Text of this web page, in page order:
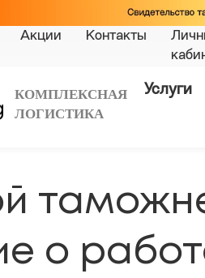
Акции Контакты
КОМПЛЕКСНАЯ
ЛОГИСТИКА
Услуги
о